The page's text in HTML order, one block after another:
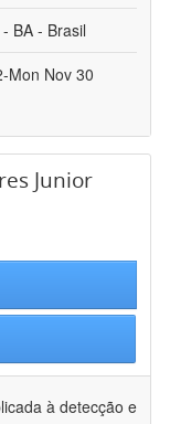
BA - Brasil
Mon Nov 30
Junior
à detecção e